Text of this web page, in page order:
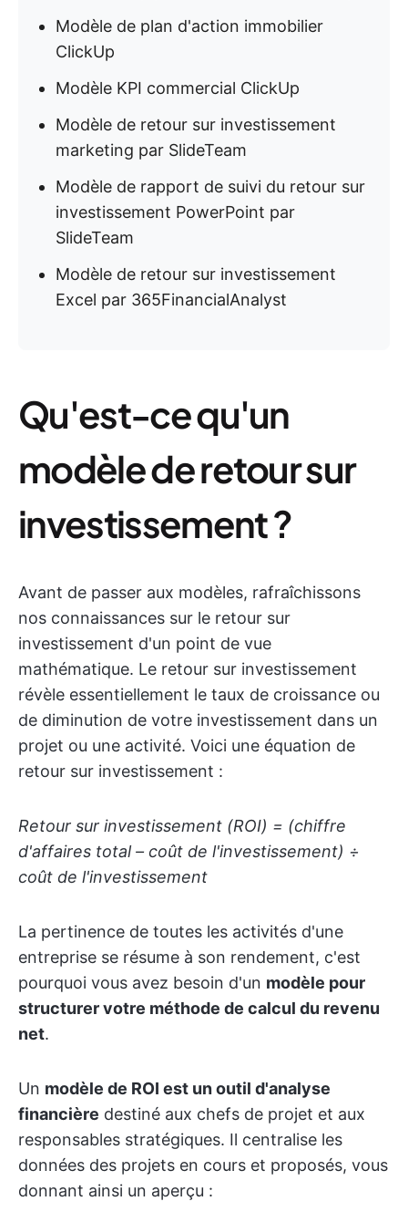
Modèle de plan d'action immobilier
ClickUp
Modèle KPI commercial ClickUp
Modèle de retour sur investissement
marketing par SlideTeam
Modèle de rapport de suivi du retour sur
investissement PowerPoint par
SlideTeam
Modèle de retour sur investissement
Excel par 365FinancialAnalyst
Qu'est-ce qu'un
modèle de retour sur
investissement ?
Avant de passer aux modèles, rafraîchissons
nos connaissances sur le retour sur
investissement d'un point de vue
mathématique. Le retour sur investissement
révèle essentiellement le taux de croissance ou
de diminution de votre investissement dans un
projet ou une activité. Voici une équation de
retour sur investissement :
Retour sur investissement (ROI) = (chiffre
d'affaires total – coût de l'investissement) ÷
coût de l'investissement
La pertinence de toutes les activités d'une
entreprise se résume à son rendement, c'est
pourquoi vous avez besoin d'un modèle pour
structurer votre méthode de calcul du revenu
net.
Un modèle de ROI est un outil d'analyse
financière destiné aux chefs de projet et aux
responsables stratégiques. Il centralise les
données des projets en cours et proposés, vous
donnant ainsi un aperçu :